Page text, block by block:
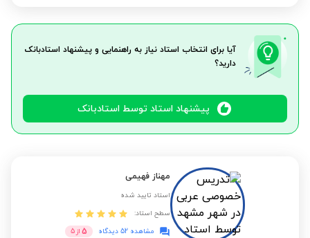
آیا برای انتخاب استاد نیاز به راهنمایی و پیشنهاد استادبانک
دارید؟
پیشنهاد استاد توسط استادبانک
مهناز فهیمی
استاد تایید شده
سطح استاد:
مشاهده 52 دیدگاه
5 از 5